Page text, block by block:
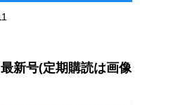
新号(定期購読は画像